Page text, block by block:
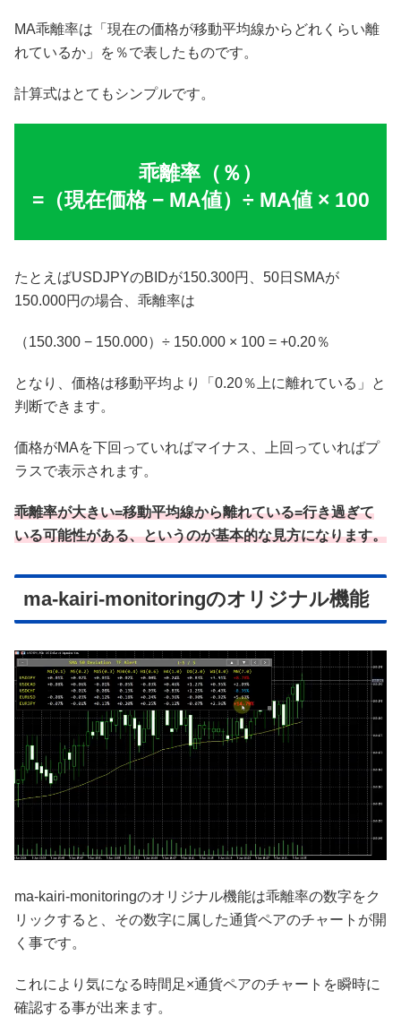
MA乖離率は「現在の価格が移動平均線からどれくらい離
れているか」を％で表したものです。
計算式はとてもシンプルです。
乖離率（％）
=（現在価格 − MA値）÷ MA値 × 100
たとえばUSDJPYのBIDが150.300円、50日SMAが
150.000円の場合、乖離率は
（150.300 − 150.000）÷ 150.000 × 100 = +0.20％
となり、価格は移動平均より「0.20％上に離れている」と
判断できます。
価格がMAを下回っていればマイナス、上回っていればプ
ラスで表示されます。
乖離率が大きい=移動平均線から離れている=行き過ぎて
いる可能性がある、というのが基本的な見方になります。
ma-kairi-monitoringのオリジナル機能
ma-kairi-monitoringのオリジナル機能は乖離率の数字をク
リックすると、その数字に属した通貨ペアのチャートが開
く事です。
これにより気になる時間足×通貨ペアのチャートを瞬時に
確認する事が出来ます。